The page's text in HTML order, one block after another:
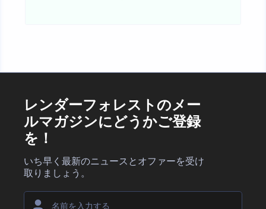
レンダーフォレストのメー
ルマガジンにどうかご登録
を！
いち早く最新のニュースとオファーを受け
取りましょう。